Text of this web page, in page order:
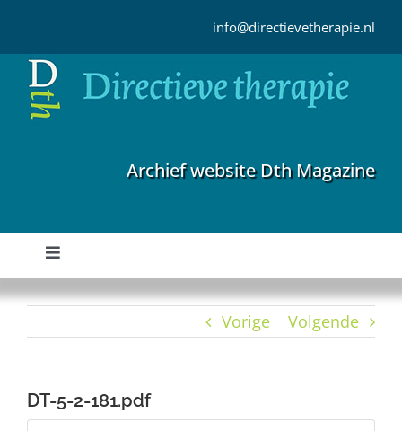
inhoud
info@directievetherapie.nl
Archief website Dth Magazine
Toggle
Navigation
Home
Auteurs
Vorige Volgende
DT-5-2-181.pdf